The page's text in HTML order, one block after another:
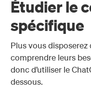
Étudier le
spécifique
Plus vous
comprendre leurs
donc d’utiliser le
dessous.